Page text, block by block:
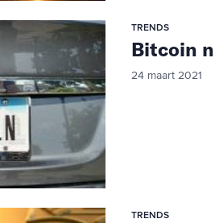
TRENDS
Bitcoin
24 maart 2021
TRENDS